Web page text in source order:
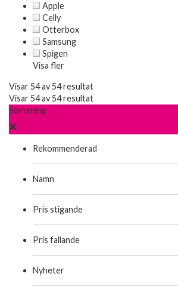
Apple
Celly
Otterbox
Samsung
Spigen
Visa fler
Visar 54 av 54 resultat
Visar 54 av 54 resultat
Sortering
Rekommenderad
Namn
Pris stigande
Pris fallande
Nyheter